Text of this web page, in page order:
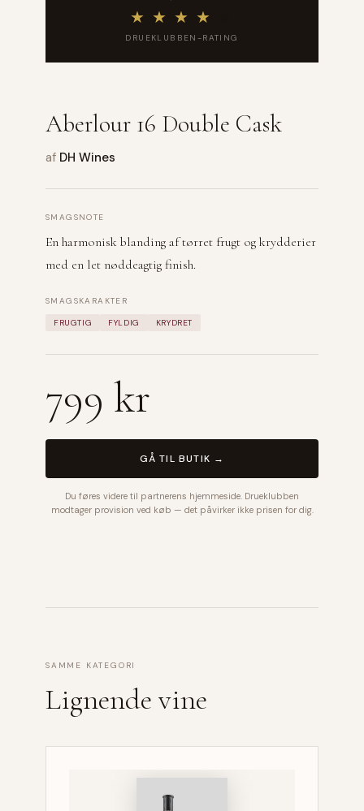
★ ★ ★ ★
DRUEKLUBBEN-RATING
Aberlour 16 Double Cask
af DH Wines
SMAGSNOTE
En harmonisk blanding af tørret frugt og krydderier
med en let nøddeagtig finish.
SMAGSKARAKTER
FRUGTIG FYLDIG KRYDRET
799 kr
GÅ TIL BUTIK →
Du føres videre til partnerens hjemmeside. Drueklubben
modtager provision ved køb — det påvirker ikke prisen for dig.
SAMME KATEGORI
Lignende vine